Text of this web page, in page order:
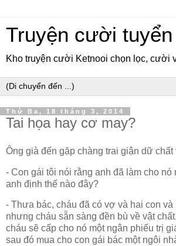
Truyện cười tuyển
Kho truyện cười Ketnooi chọn lọc, cười
Thứ Ba, 18 tháng 3, 2014
Tai họa hay cơ may?
Ông già đến gặp chàng trai giận dữ chất
- Con gái tôi nói rằng anh đã làm cho nó
anh định thế nào đây?
- Thưa bác, cháu đã có vợ và hai con và
nhưng cháu sẵn sàng đền bù về vật
cháu sẽ cấp cho nó một ngân phiếu trị
sau đó mua cho con gái bác một ngôi